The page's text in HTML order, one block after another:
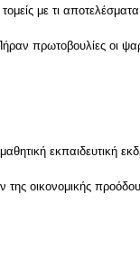
με τι
πρωτοβουλίες οι
εκπαιδευτική
της οικονομικής